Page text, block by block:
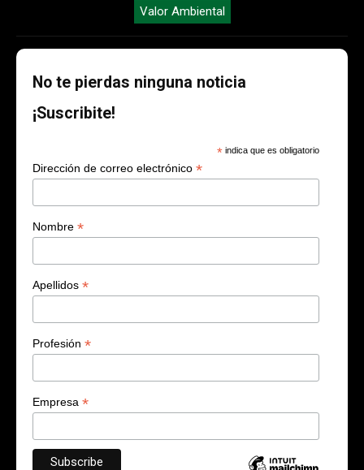
Valor Ambiental
No te pierdas ninguna noticia
¡Suscribite!
* indica que es obligatorio
Dirección de correo electrónico *
Nombre *
Apellidos *
Profesión *
Empresa *